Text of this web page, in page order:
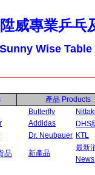
陞威專業乒乓
Sunny Wise
產品 Products
Butterfly
Addidas DHS
Dr. Neubauer KTL
品 新產品
最新
News